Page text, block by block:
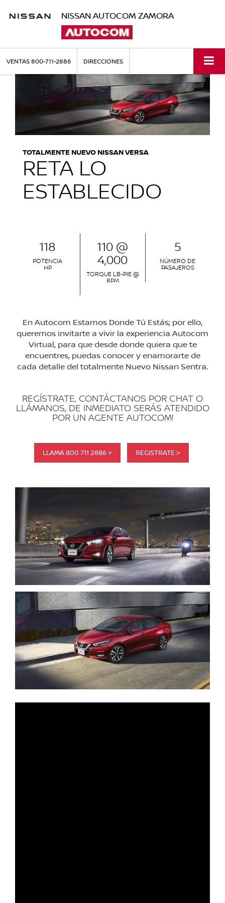
NISSAN AUTOCOM ZAMORA
VENTAS800-711-2886 DIRECCIONES
TOTALMENTE NUEVO NISSAN VERSA
RETA LO
ESTABLECIDO
118
POTENCIA
HP
110 @
4,000
TORQUE LB-PIE @
RPM
5
NÚMERO DE
PASAJEROS
En Autocom Estamos Donde Tú Estás; por ello,
queremos invitarte a vivir la experiencia Autocom
Virtual, para que desde donde quiera que te
encuentres, puedas conocer y enamorarte de
cada detalle del totalmente Nuevo Nissan Sentra.
REGÍSTRATE, CONTÁCTANOS POR CHAT O
LLÁMANOS, DE INMEDIATO SERÁS ATENDIDO
POR UN AGENTE AUTOCOM!
LLAMA 800 711 2886 > REGISTRATE >